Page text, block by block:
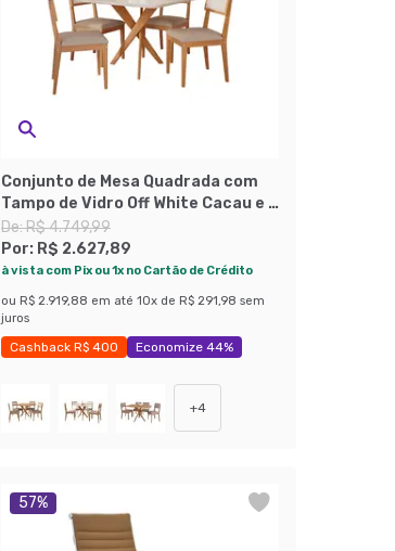
Conjunto de Mesa Quadrada com
Tampo de Vidro Off White Cacau e 4
Cadeiras Encanto Revestimento
Sintético Marrom e Cinamomo
De:R$ 4.749,99
Por: R$ 2.627,89
à vista com Pix ou 1x no Cartão de Crédito
ou R$ 2.919,88 em até 10x de R$ 291,98 sem
juros
Cashback R$ 400 Economize 44%
+4
57%